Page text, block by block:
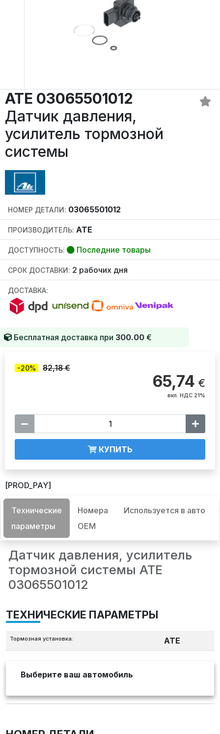
ATE 03065501012
Датчик давления,
усилитель тормозной
системы
НОМЕР ДЕТАЛИ: 03065501012
ПРОИЗВОДИТЕЛЬ: ATE
ДОСТУПНОСТЬ: Последние товары
СРОК ДОСТАВКИ: 2 рабочих дня
ДОСТАВКА:
Бесплатная доставка при 300.00 €
-20% 82,18 €
65,74 €
вкл. НДС 21%
КУПИТЬ
[PROD_PAY]
Технические
параметры
Номера
OEM
Используется в авто
Датчик давления, усилитель
тормозной системы ATE
03065501012
ТЕХНИЧЕСКИЕ ПАРАМЕТРЫ
Тормозная установка: ATE
Выберите ваш автомобиль